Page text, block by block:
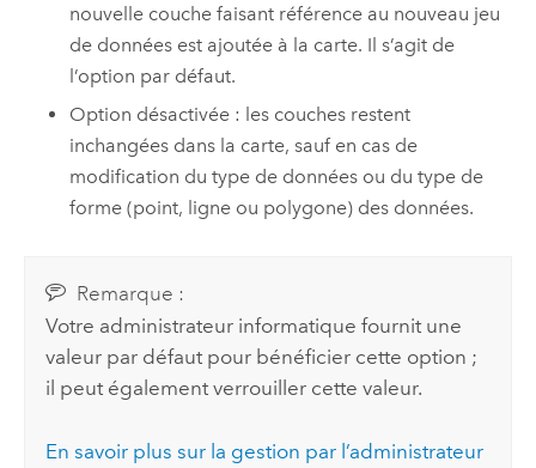
nouvelle couche faisant référence au nouveau jeu
de données est ajoutée à la carte. Il s’agit de
l’option par défaut.
Option désactivée : les couches restent
inchangées dans la carte, sauf en cas de
modification du type de données ou du type de
forme (point, ligne ou polygone) des données.
Remarque :
Votre administrateur informatique fournit une
valeur par défaut pour bénéficier cette option ;
il peut également verrouiller cette valeur.
En savoir plus sur la gestion par l’administrateur